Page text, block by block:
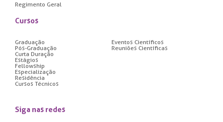
Regimento Geral
Cursos
Graduação
Pós-Graduação
Curta Duração
Estágios
Fellowship
Especialização
Residência
Cursos Técnicos
Eventos Científicos
Reuniões Científicas
Siga nas redes